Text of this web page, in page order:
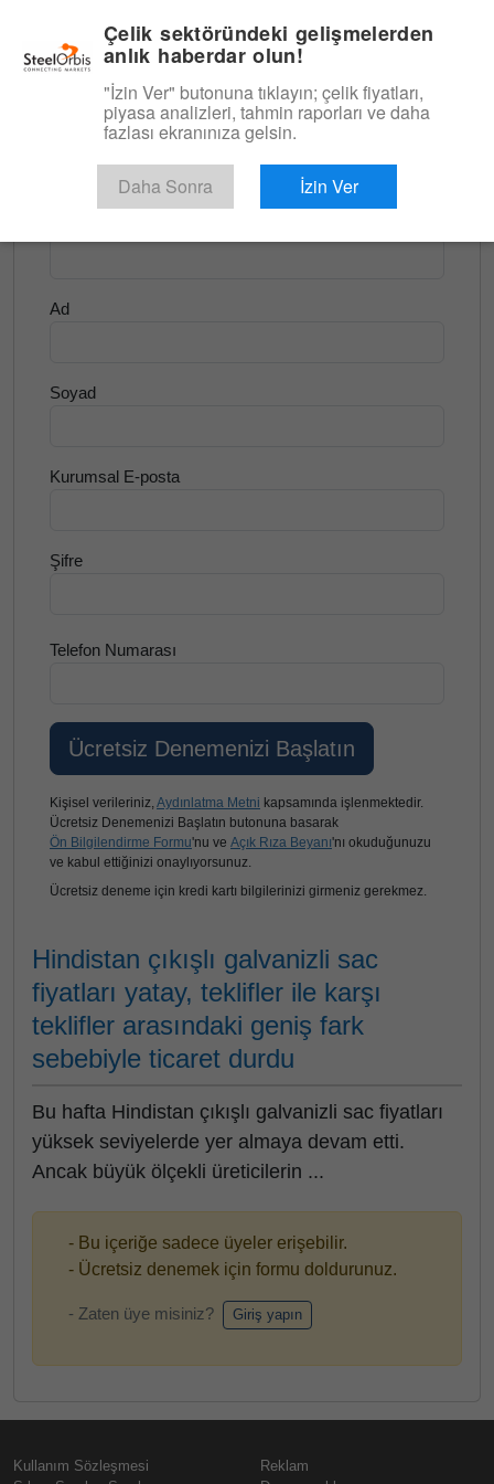
Yassı Ürünler ve Slab
Ücretsiz Deneyin
Ad
Soyad
Kurumsal E-posta
Şifre
Telefon Numarası
Kişisel verileriniz, Aydınlatma Metni kapsamında işlenmektedir.
Ücretsiz Denemenizi Başlatın butonuna basarak
Ön Bilgilendirme Formu'nu ve Açık Rıza Beyanı'nı okuduğunuzu
ve kabul ettiğinizi onaylıyorsunuz.
Ücretsiz deneme için kredi kartı bilgilerinizi girmeniz gerekmez.
Hindistan çıkışlı galvanizli sac
fiyatları yatay, teklifler ile karşı
teklifler arasındaki geniş fark
sebebiyle ticaret durdu
Bu hafta Hindistan çıkışlı galvanizli sac fiyatları
yüksek seviyelerde yer almaya devam etti.
Ancak büyük ölçekli üreticilerin ...
- Bu içeriğe sadece üyeler erişebilir.
- Ücretsiz denemek için formu doldurunuz.
- Zaten üye misiniz? Giriş yapın
Kullanım Sözleşmesi
Reklam
Çelik sektöründeki gelişmelerden
anlık haberdar olun!
"İzin Ver" butonuna tıklayın; çelik fiyatları,
piyasa analizleri, tahmin raporları ve daha
fazlası ekranınıza gelsin.
Daha Sonra İzin Ver